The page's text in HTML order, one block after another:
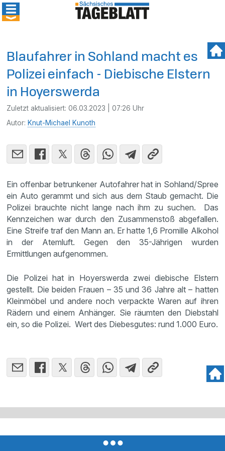
Blaufahrer in Sohland macht es
Polizei einfach - Diebische Elstern
in Hoyerswerda
Zuletzt aktualisiert:06.03.2023 | 07:26 Uhr
Autor: Knut-Michael Kunoth
Ein offenbar betrunkener Autofahrer hat in Sohland/Spree
ein Auto gerammt und sich aus dem Staub gemacht. Die
Polizei brauchte nicht lange nach ihm zu suchen. Das
Kennzeichen war durch den Zusammenstoß abgefallen.
Eine Streife traf den Mann an. Er hatte 1,6 Promille Alkohol
in der Atemluft. Gegen den 35-Jährigen wurden
Ermittlungen aufgenommen.
Die Polizei hat in Hoyerswerda zwei diebische Elstern
gestellt. Die beiden Frauen – 35 und 36 Jahre alt – hatten
Kleinmöbel und andere noch verpackte Waren auf ihren
Rädern und einem Anhänger. Sie räumten den Diebstahl
ein, so die Polizei. Wert des Diebesgutes: rund 1.000 Euro.